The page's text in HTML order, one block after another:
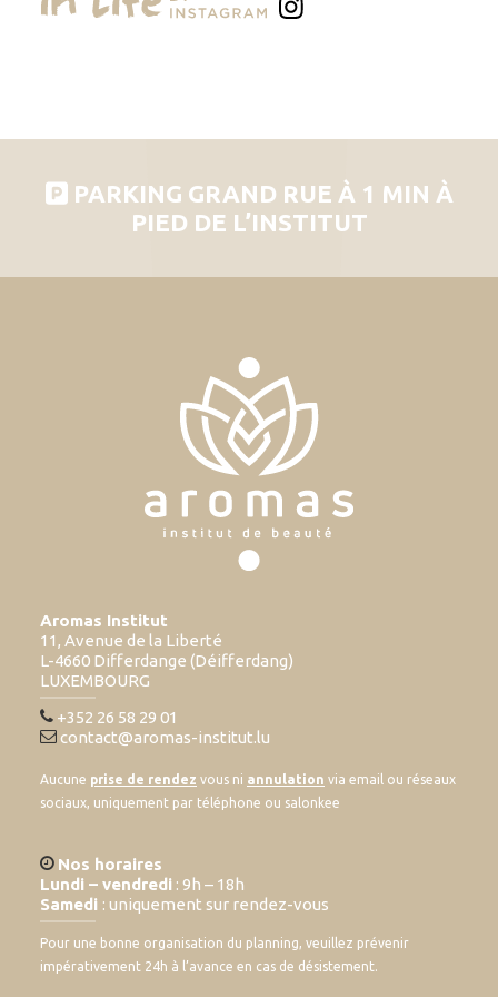
PARKING GRAND RUE À 1 MIN À
PIED DE L’INSTITUT
Aromas Institut
11, Avenue de la Liberté
L-4660 Differdange (Déifferdang)
LUXEMBOURG
+352 26 58 29 01
contact@aromas-institut.lu
Aucune prise de rendez vous ni annulation via email ou réseaux
sociaux, uniquement par téléphone ou salonkee
Nos horaires
Lundi – vendredi : 9h – 18h
Samedi : uniquement sur rendez-vous
Pour une bonne organisation du planning, veuillez prévenir
impérativement 24h à l’avance en cas de désistement.